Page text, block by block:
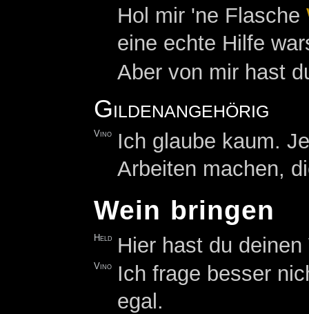
Hol mir 'ne Flasche
eine echte Hilfe
Aber von mir hast
Gildenangehörig
Vino
Ich glaube kaum.
Arbeiten machen,
Wein bringen
Held Hier hast du deinen
Vino
Ich frage besser
egal.